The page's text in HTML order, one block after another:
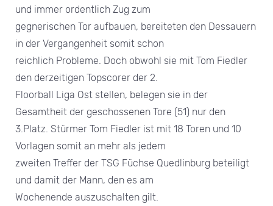
und immer ordentlich Zug zum
gegnerischen Tor aufbauen, bereiteten den Dessauern
in der Vergangenheit somit schon
reichlich Probleme. Doch obwohl sie mit Tom Fiedler
den derzeitigen Topscorer der 2.
Floorball Liga Ost stellen, belegen sie in der
Gesamtheit der geschossenen Tore (51) nur den
3.Platz. Stürmer Tom Fiedler ist mit 18 Toren und 10
Vorlagen somit an mehr als jedem
zweiten Treffer der TSG Füchse Quedlinburg beteiligt
und damit der Mann, den es am
Wochenende auszuschalten gilt.